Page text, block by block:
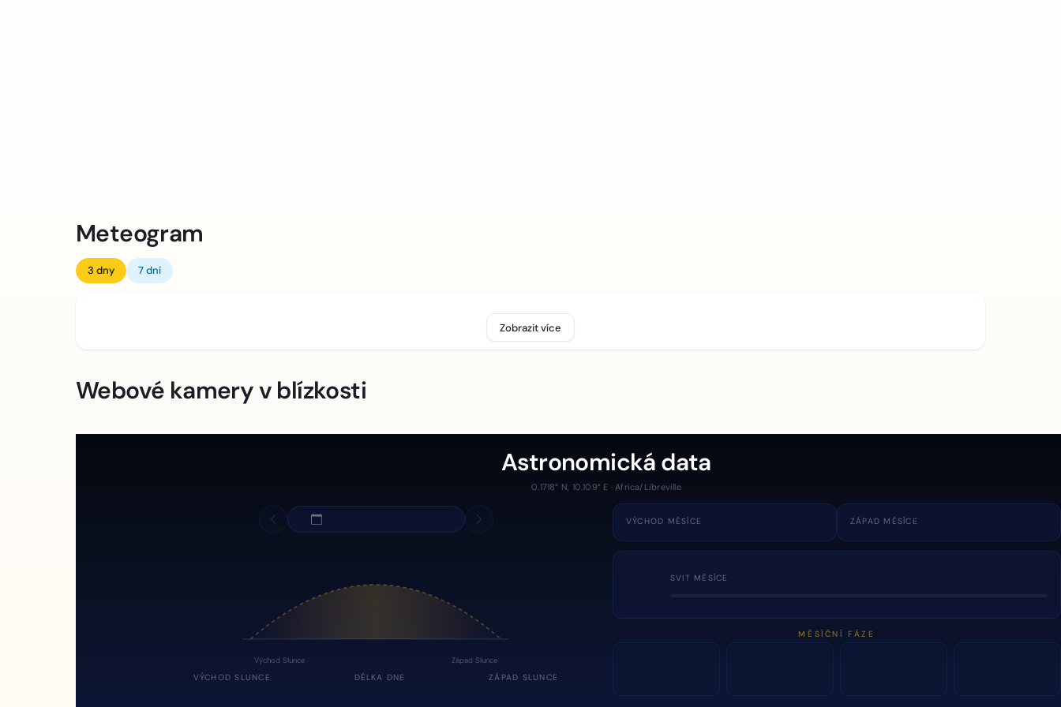
Meteogram
3 dny 7 dní
Zobrazit více
Webové kamery v blízkosti
Astronomická data
0.1718° N, 10.109° E · Africa/Libreville
Východ Slunce Západ Slunce
VÝCHOD SLUNCE DÉLKA DNE ZÁPAD SLUNCE
VÝCHOD MĚSÍCE ZÁPAD MĚSÍCE
SVIT MĚSÍCE
MĚSÍČNÍ FÁZE